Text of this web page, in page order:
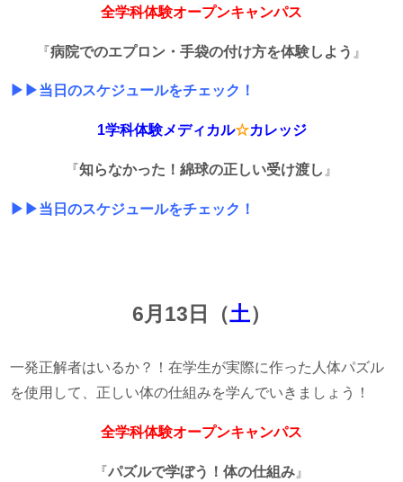
全学科体験オープンキャンパス
『病院でのエプロン・手袋の付け方を体験しよう 』
▶▶当日のスケジュールをチェック！
1学科体験メディカル☆カレッジ
『知らなかった！綿球の正しい受け渡し 』
▶▶当日のスケジュールをチェック！
6月13日（土）
一発正解者はいるか？！在学生が実際に作った人体パズル
を使用して、正しい体の仕組みを学んでいきましょう！
全学科体験オープンキャンパス
『パズルで学ぼう！体の仕組み 』